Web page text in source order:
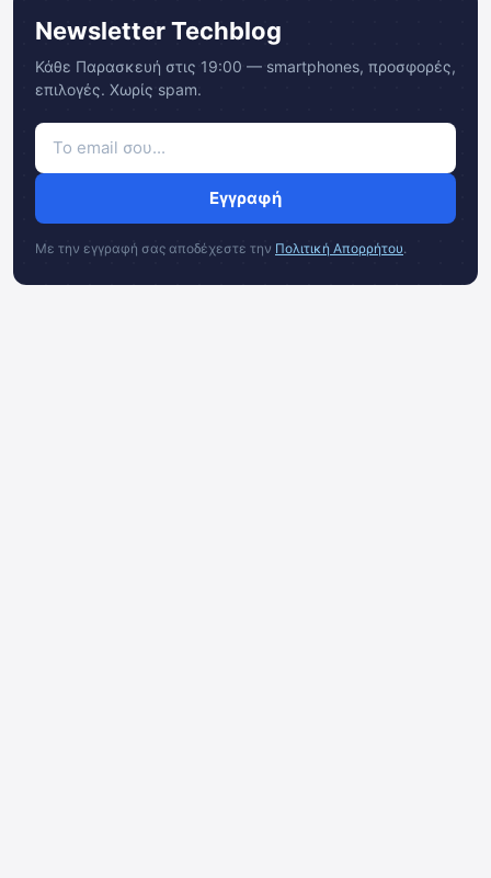
Newsletter Techblog
Κάθε Παρασκευή στις 19:00 — smartphones, προσφορές,
επιλογές. Χωρίς spam.
Εγγραφή
Με την εγγραφή σας αποδέχεστε την Πολιτική Απορρήτου.